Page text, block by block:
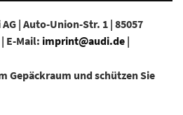
| Auto-Union-Str. 1 | 85057
E-Mail: imprint@audi.de |
Gepäckraum und schützen Sie